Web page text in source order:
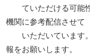
ていただける可能
機関に参考配信させて
いただいています。
報をお願いします。